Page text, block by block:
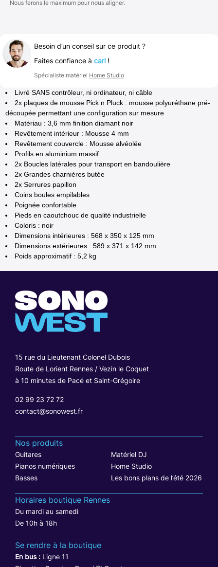
Nous ferons le maximum pour nous aligner.
Besoin d’un conseil sur ce produit ?
Faites confiance à carl !
Spécialiste matériel Home Studio
Livré SANS contrôleur, ni ordinateur, ni câble
2x plaques de mousse Pick n Pluck : mousse polyuréthane pré-
découpée permettant une configuration sur mesure
Matériau : 3,6 mm finition diamant noir
Revêtement intérieur : Mousse 4 mm
Revêtement couvercle : Mousse alvéolée
Profils en aluminium massif
2x Boucles latérales pour transport en bandoulière
2x Grandes charnières butée
2x Serrures papillon
Coins boules empilables
Poignée confortable
Pieds en caoutchouc de qualité industrielle
Coloris : noir
Dimensions intérieures : 568 x 350 x 125 mm
Dimensions extérieures : 589 x 371 x 142 mm
Poids approximatif : 5,2 kg
15 rue du Lieutenant Colonel Dubois
Route de Lorient Rennes / Vezin le Coquet
à 10 minutes de Pacé et Saint-Grégoire
02 99 23 72 72
contact@sonowest.fr
Nos produits
Guitares
Matériel DJ
Pianos numériques
Home Studio
Basses
Les bons plans de l’été 2026
Horaires boutique Rennes
Du mardi au samedi
De 10h à 18h
Se rendre à la boutique
En bus : Ligne 11